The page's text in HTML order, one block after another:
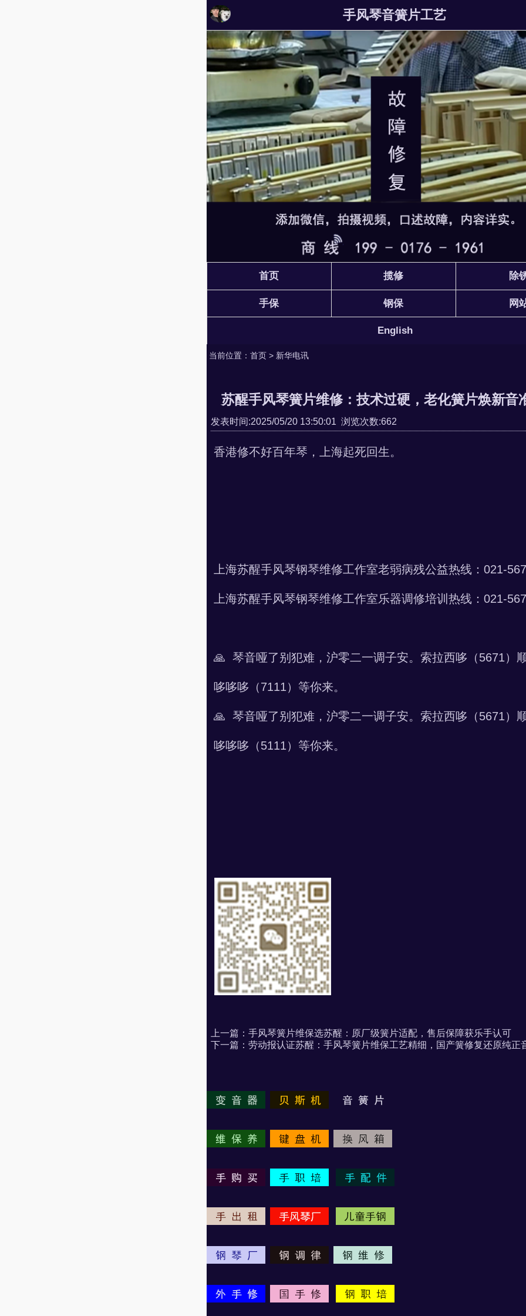
手风琴音簧片工艺
首页 揽修 除
手保 钢保 网
English
当前位置： 首页 > 新华电讯
苏醒手风琴簧片维修：技术过硬，老化簧片焕新音
发表时间:2025/05/20 13:50:01 浏览次数:662
香港修不好百年琴，上海起死回生。
上海苏醒手风琴钢琴维修工作室老弱病残公益热线：021-
上海苏醒手风琴钢琴维修工作室乐器调修培训热线：021-
🙏 琴音哑了别犯难，沪零二一调子安。索拉西哆（5671）
哆哆哆（7111）等你来。
🙏 琴音哑了别犯难，沪零二一调子安。索拉西哆（5671）
哆哆哆（5111）等你来。
上一篇： 手风琴簧片维保选苏醒：原厂级簧片适配，售后保障获乐手认可
下一篇： 劳动报认证苏醒：手风琴簧片维保工艺精细，国产簧修复还原纯正